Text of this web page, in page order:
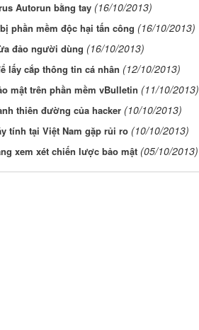
Autorun bằng tay (16/10/2013)
phần mềm độc hại tấn công (16/10/2013)
đảo người dùng (16/10/2013)
lấy cắp thông tin cá nhân (12/10/2013)
mật trên phần mềm vBulletin (11/10/2013)
thiên đường của hacker (10/10/2013)
tính tại Việt Nam gặp rủi ro (10/10/2013)
xem xét chiến lược bảo mật (05/10/2013)